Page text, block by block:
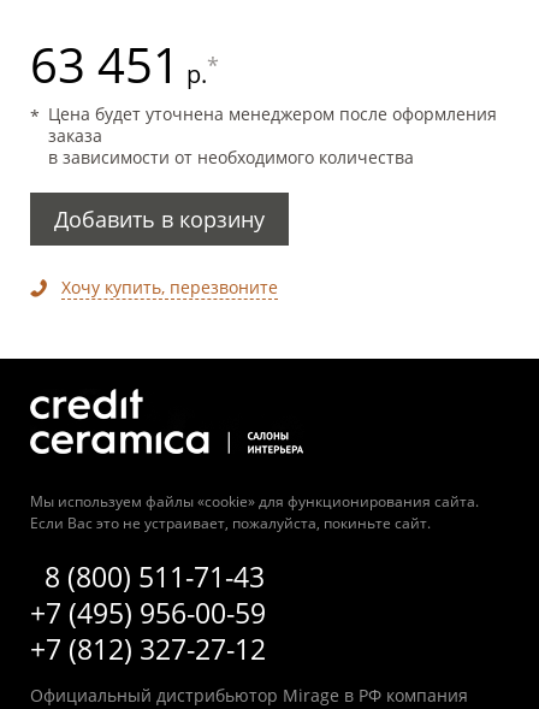
63 451 р.*
Цена будет уточнена менеджером после оформления
заказа
в зависимости от необходимого количества
Добавить в корзину
Хочу купить, перезвоните
Мы используем файлы «cookie» для функционирования сайта.
Если Вас это не устраивает, пожалуйста, покиньте сайт.
8 (800) 511-71-43
+7 (495) 956-00-59
+7 (812) 327-27-12
Официальный дистрибьютор Mirage в РФ компания